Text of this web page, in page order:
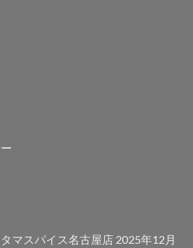
マスパイス名古屋店 2025年12月